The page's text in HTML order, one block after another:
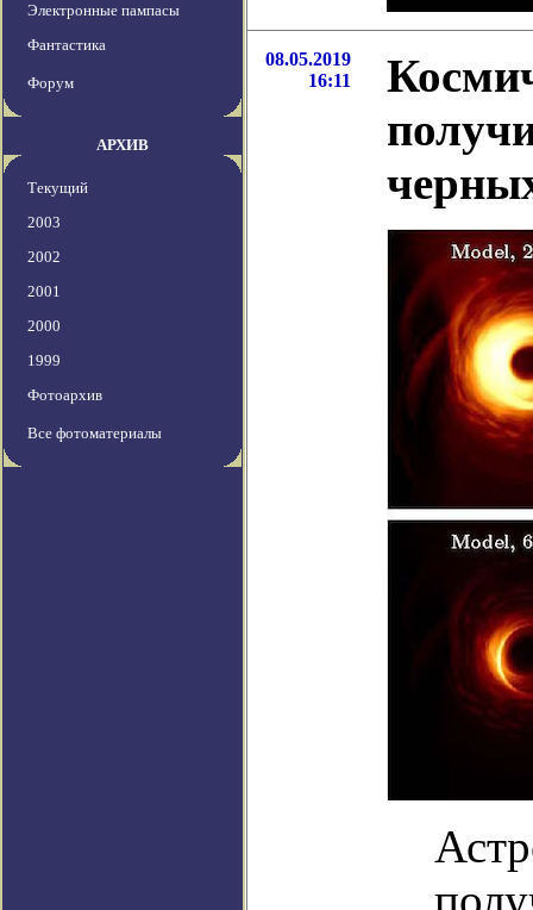
Электронные пампасы
Фантастика
Форум
АРХИВ
Текущий
2003
2002
2001
2000
1999
Фотоархив
Все фотоматериалы
08.05.2019
16:11